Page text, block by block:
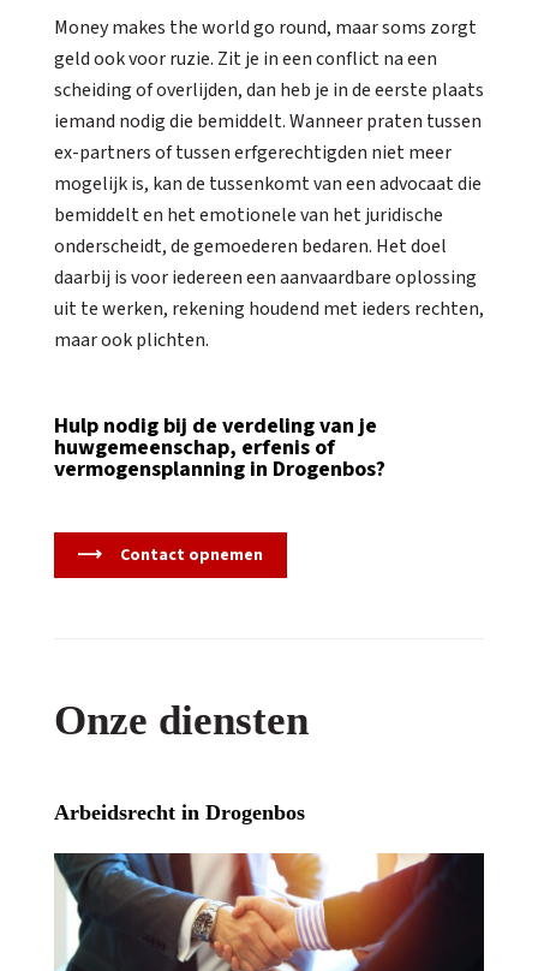
Money makes the world go round, maar soms zorgt
geld ook voor ruzie. Zit je in een conflict na een
scheiding of overlijden, dan heb je in de eerste plaats
iemand nodig die bemiddelt. Wanneer praten tussen
ex-partners of tussen erfgerechtigden niet meer
mogelijk is, kan de tussenkomt van een advocaat die
bemiddelt en het emotionele van het juridische
onderscheidt, de gemoederen bedaren. Het doel
daarbij is voor iedereen een aanvaardbare oplossing
uit te werken, rekening houdend met ieders rechten,
maar ook plichten.
Hulp nodig bij de verdeling van je
huwgemeenschap, erfenis of
vermogensplanning in Drogenbos?
Contact opnemen
Onze diensten
Arbeidsrecht in Drogenbos